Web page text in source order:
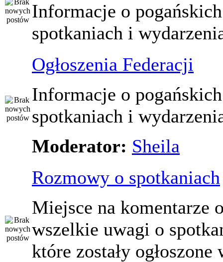
Informacje o pogańskich
spotkaniach i
Ogłoszenia Federacji
Informacje o pogańskich
spotkaniach i
Moderator: Sheila
Rozmowy o spotkaniach
Miejsce na komentarze
wszelkie uwagi o
które zostały ogłoszone